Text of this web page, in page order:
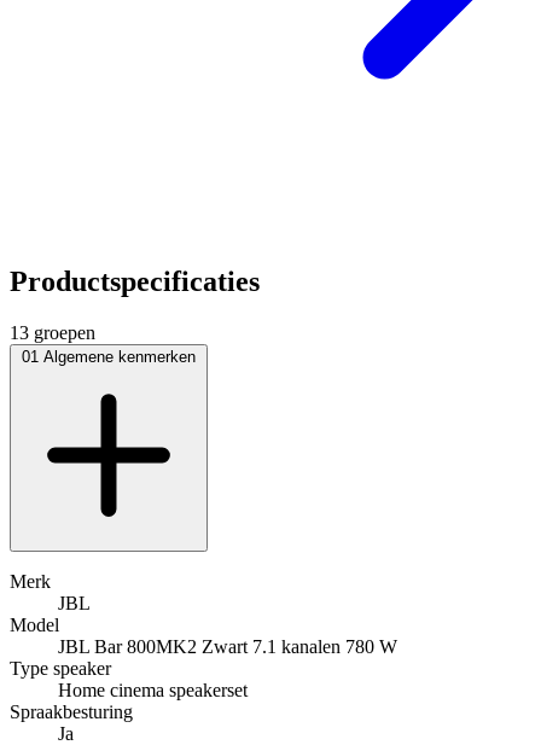
Productspecificaties
13 groepen
01 Algemene kenmerken
Merk
JBL
Model
JBL Bar 800MK2 Zwart 7.1 kanalen 780 W
Type speaker
Home cinema speakerset
Spraakbesturing
Ja